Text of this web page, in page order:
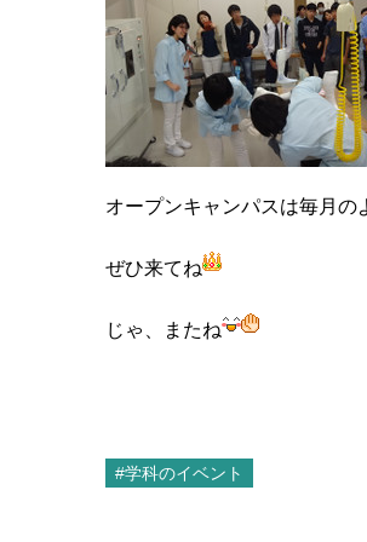
オープンキャンパスは毎月の
ぜひ来てね
じゃ、またね
#学科のイベント